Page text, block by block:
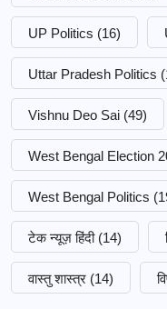
UP Politics (16)
Uttar Pradesh Politics
Vishnu Deo Sai (49)
West Bengal Election
West Bengal Politics
टेक न्यूज़ हिंदी (14)
वास्तु शास्त्र (14)